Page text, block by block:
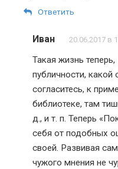
Ответить
Иван 20.06.2017 в
Такая жизнь
публичности, какой
согласитесь, к
библиотеке, там
д., и т. п. Теперь
себя от подобных
своей. Развивая
чужого мнения не